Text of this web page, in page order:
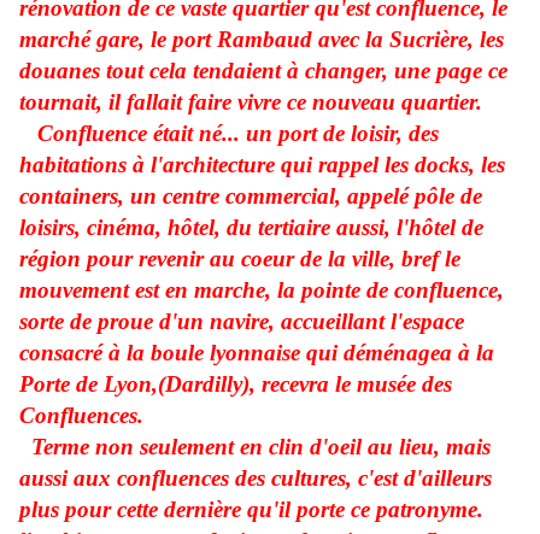
rénovation de ce vaste quartier qu'est confluence, le
marché gare, le port Rambaud avec la Sucrière, les
douanes tout cela tendaient à changer, une page ce
tournait, il fallait faire vivre ce nouveau quartier.
Confluence était né... un port de loisir, des
habitations à l'architecture qui rappel les docks, les
containers, un centre commercial, appelé pôle de
loisirs, cinéma, hôtel, du tertiaire aussi, l'hôtel de
région pour revenir au coeur de la ville, bref le
mouvement est en marche, la pointe de confluence,
sorte de proue d'un navire, accueillant l'espace
consacré à la boule lyonnaise qui déménagea à la
Porte de Lyon,(Dardilly), recevra le musée des
Confluences.
Terme non seulement en clin d'oeil au lieu, mais
aussi aux confluences des cultures, c'est d'ailleurs
plus pour cette dernière qu'il porte ce patronyme.